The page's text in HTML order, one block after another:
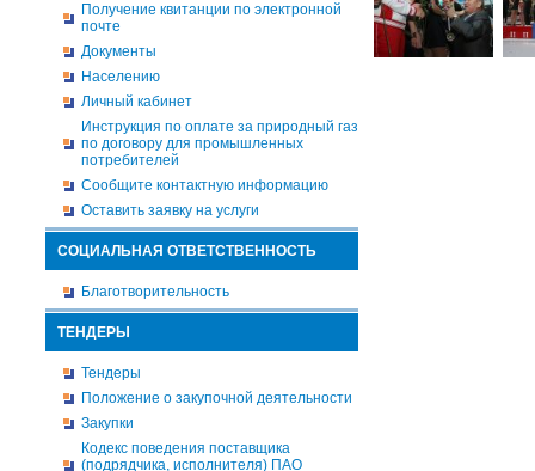
Получение квитанции по электронной
почте
Документы
Населению
Личный кабинет
Инструкция по оплате за природный газ
по договору для промышленных
потребителей
Сообщите контактную информацию
Оставить заявку на услуги
СОЦИАЛЬНАЯ ОТВЕТСТВЕННОСТЬ
Благотворительность
ТЕНДЕРЫ
Тендеры
Положение о закупочной деятельности
Закупки
Кодекс поведения поставщика
(подрядчика, исполнителя) ПАО